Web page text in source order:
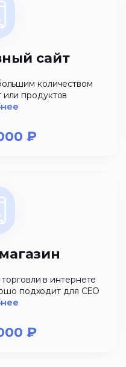
сайт
количеством
или продуктов
₽
в интернете
подходит для СЕО
₽